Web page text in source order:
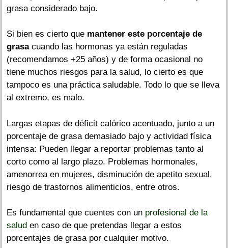
grasa considerado bajo.
Si bien es cierto que mantener este porcentaje de
grasacuando las hormonas ya están reguladas
(recomendamos +25 años) y de forma ocasional no
tiene muchos riesgos para la salud, lo cierto es que
tampoco es una práctica saludable. Todo lo que se lleva
al extremo, es malo.
Largas etapas de déficit calórico acentuado, junto a un
porcentaje de grasa demasiado bajo y actividad física
intensa: Pueden llegar a reportar problemas tanto al
corto como al largo plazo. Problemas hormonales,
amenorrea en mujeres, disminución de apetito sexual,
riesgo de trastornos alimenticios, entre otros.
Es fundamental que cuentes con un profesional de la
salud en caso de que pretendas llegar a estos
porcentajes de grasa por cualquier motivo.